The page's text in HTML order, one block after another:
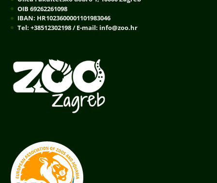
OIB 69262261098
IBAN: HR1023600001101983046
Tel: +38512302198 / E-mail: info@zoo.hr